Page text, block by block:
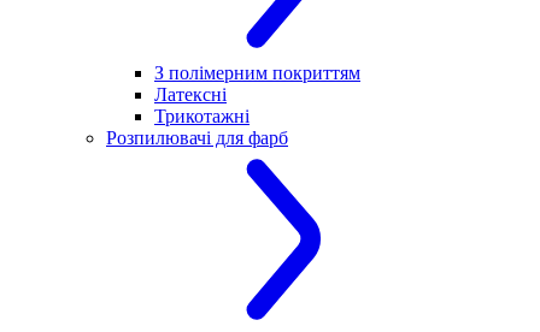
З полімерним покриттям
Латексні
Трикотажні
Розпилювачі для фарб